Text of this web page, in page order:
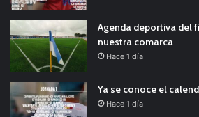
Agenda deportiva del
nuestra comarca
Hace 1 día
Ya se conoce el
Hace 1 día